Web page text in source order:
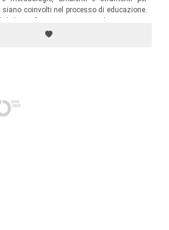
siano coinvolti nel processo di educazione.